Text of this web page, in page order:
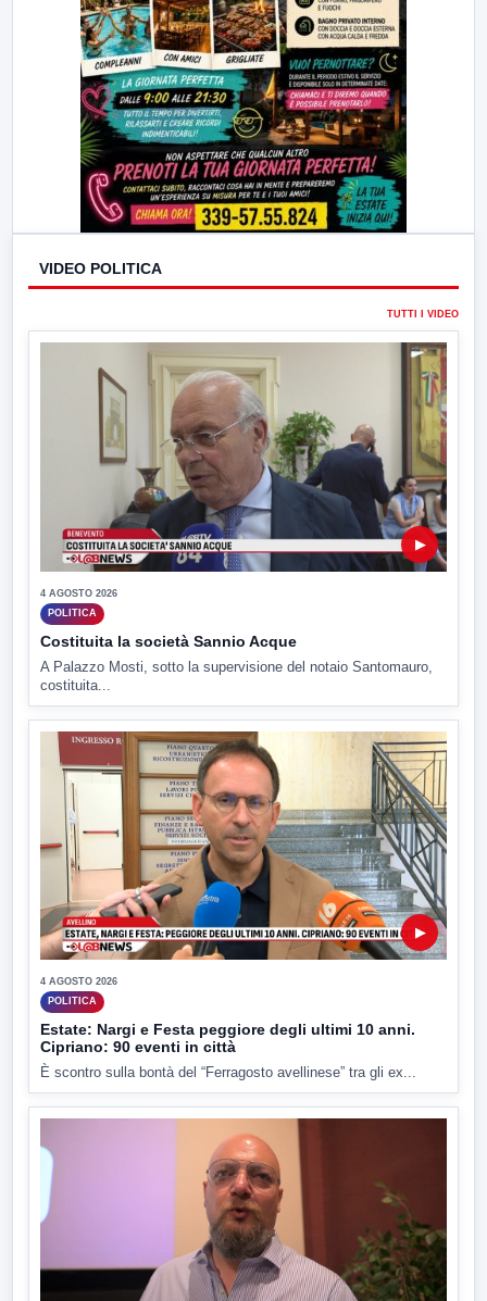
VIDEO POLITICA
TUTTI I VIDEO
▶
4 AGOSTO 2026
POLITICA
Costituita la società Sannio Acque
A Palazzo Mosti, sotto la supervisione del notaio Santomauro,
costituita...
▶
4 AGOSTO 2026
POLITICA
Estate: Nargi e Festa peggiore degli ultimi 10 anni.
Cipriano: 90 eventi in città
È scontro sulla bontà del “Ferragosto avellinese” tra gli ex...